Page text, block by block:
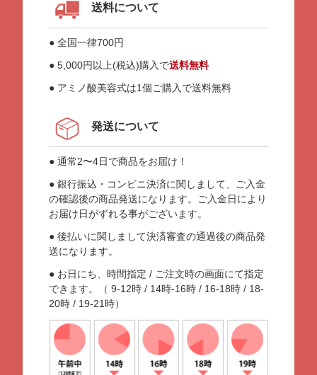
送料について
● 全国一律700円
● 5,000円以上(税込)購入で送料無料
● アミノ酸美容式は1個ご購入で送料無料
発送について
● 通常2〜4日で商品をお届け！
● 銀行振込・コンビニ決済に関しまして、ご入金
の確認後の商品発送になります。ご入金日により
お届け日がずれる事がございます。
● 後払いに関しまして決済審査の通過後の商品発
送になります。
● お日にち、時間指定 / ご注文時の画面にて指定
できます。（ 9-12時 / 14時-16時 / 16-18時 / 18-
20時 / 19-21時）